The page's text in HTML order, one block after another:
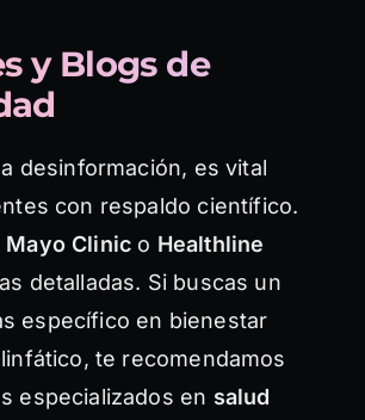
y Blogs de
desinformación, es vital
con respaldo científico.
Mayo Clinic o Healthline
detalladas. Si buscas un
específico en bienestar
te recomendamos
especializados en salud